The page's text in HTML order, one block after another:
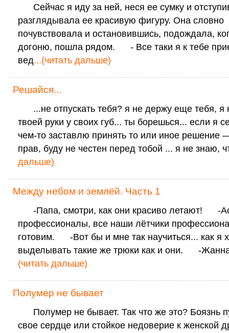
Сейчас я иду за ней, неся ее сумку и
разглядывала ее красивую фигуру. Она словно
почувствовала и остановившись, подождала,
догоню, пошла рядом. - Все таки я к тебе
вед...(читать дальше)
Решайся...
...не отпускать тебя? я не держу еще тебя, я
твоей руки у своих губ... ты борешься... если я
чем-то заставлю принять то или иное решение
прав, буду не честен перед тобой ... я не знаю,
дальше)
Между небом и землёй. Часть 1
-Папа, смотри, как они красиво летают! -
профессионалы, все наши лётчики
готовим. -Вот бы и мне так научиться... как я
выделывать такие же трюки как и они. -
(читать дальше)
Полумер не бывает
Полумер не бывает. Так что же это? Боязнь
свое сердце или стойкое недоверие к женской